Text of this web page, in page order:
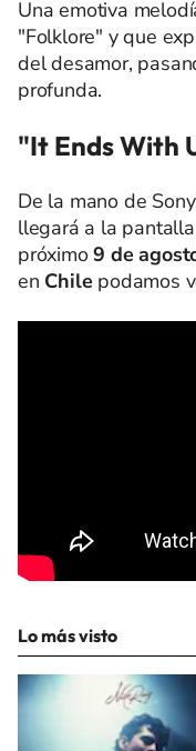
Una emotiva
"Folklore" y que
del desamor,
profunda.
"It Ends With
De la mano de
llegará a la
próximo9 de
en Chilepodamos
Lo más visto